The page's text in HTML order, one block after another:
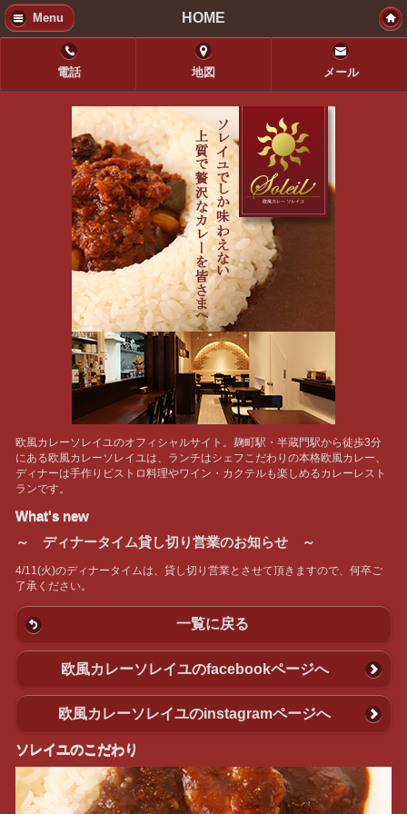
Menu HOME
電話 地図 メール
欧風カレーソレイユのオフィシャルサイト。麹町駅・半蔵門駅から徒歩3分
にある欧風カレーソレイユは、ランチはシェフこだわりの本格欧風カレー、
ディナーは手作りビストロ料理やワイン・カクテルも楽しめるカレーレスト
ランです。
What's new
～ ディナータイム貸し切り営業のお知らせ ～
4/11(火)のディナータイムは、貸し切り営業とさせて頂きますので、何卒ご
了承ください。
一覧に戻る
欧風カレーソレイユのfacebookページへ
欧風カレーソレイユのinstagramページへ
ソレイユのこだわり